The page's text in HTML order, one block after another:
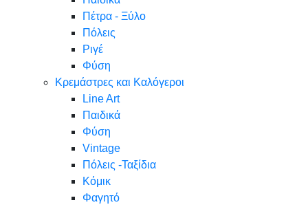
Πέτρα - Ξύλο
Πόλεις
Ριγέ
Φύση
Κρεμάστρες και Καλόγεροι
Line Art
Παιδικά
Φύση
Vintage
Πόλεις -Ταξίδια
Κόμικ
Φαγητό